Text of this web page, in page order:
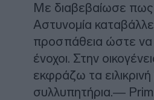
Με διαβεβαίωσε πως
Αστυνομία
προσπάθεια ώστε να
ένοχοι. Στην
εκφράζω τα
συλλυπητήρια.—